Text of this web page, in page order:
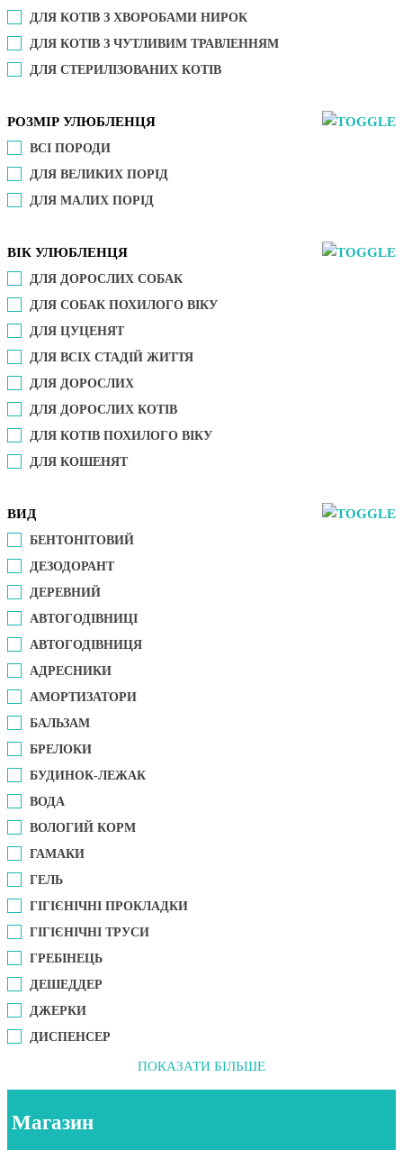
ДЛЯ КОТІВ З ХВОРОБАМИ НИРОК
ДЛЯ КОТІВ З ЧУТЛИВИМ ТРАВЛЕННЯМ
ДЛЯ СТЕРИЛІЗОВАНИХ КОТІВ
РОЗМІР УЛЮБЛЕНЦЯ
ВСІ ПОРОДИ
ДЛЯ ВЕЛИКИХ ПОРІД
ДЛЯ МАЛИХ ПОРІД
ВІК УЛЮБЛЕНЦЯ
ДЛЯ ДОРОСЛИХ СОБАК
ДЛЯ СОБАК ПОХИЛОГО ВІКУ
ДЛЯ ЦУЦЕНЯТ
ДЛЯ ВСІХ СТАДІЙ ЖИТТЯ
ДЛЯ ДОРОСЛИХ
ДЛЯ ДОРОСЛИХ КОТІВ
ДЛЯ КОТІВ ПОХИЛОГО ВІКУ
ДЛЯ КОШЕНЯТ
ВИД
БЕНТОНІТОВИЙ
ДЕЗОДОРАНТ
ДЕРЕВНИЙ
АВТОГОДІВНИЦІ
АВТОГОДІВНИЦЯ
АДРЕСНИКИ
АМОРТИЗАТОРИ
БАЛЬЗАМ
БРЕЛОКИ
БУДИНОК-ЛЕЖАК
ВОДА
ВОЛОГИЙ КОРМ
ГАМАКИ
ГЕЛЬ
ГІГІЄНІЧНІ ПРОКЛАДКИ
ГІГІЄНІЧНІ ТРУСИ
ГРЕБІНЕЦЬ
ДЕШЕДДЕР
ДЖЕРКИ
ДИСПЕНСЕР
ПОКАЗАТИ БІЛЬШЕ
Магазин